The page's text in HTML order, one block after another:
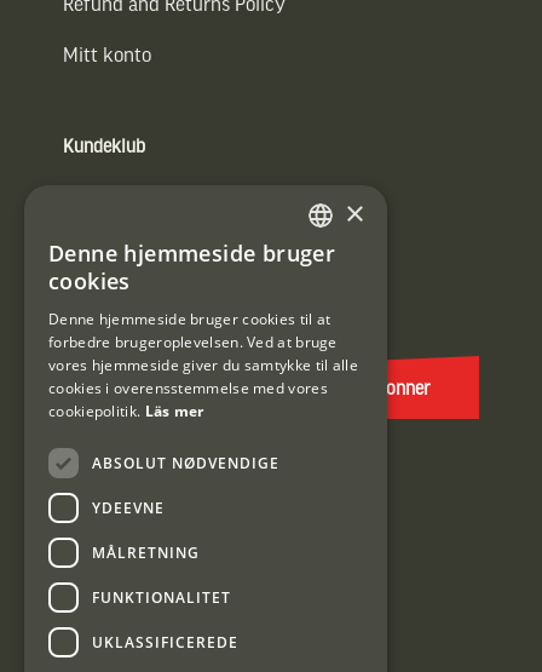
Mitt konto
Kundeklub
E-
post
(Påkrævet)
Abonner
Interjakt DK
SWEDISH
×
Denne hjemmeside bruger
cookies
Denne hjemmeside bruger cookies til at
forbedre brugeroplevelsen. Ved at bruge
vores hjemmeside giver du samtykke til alle
cookies i overensstemmelse med vores
cookiepolitik. Läs mer
ABSOLUT NØDVENDIGE
YDEEVNE
MÅLRETNING
FUNKTIONALITET
UKLASSIFICEREDE